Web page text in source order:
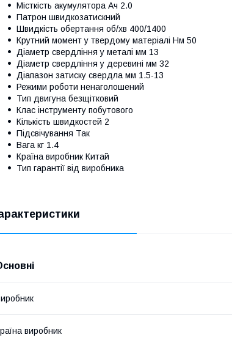
Місткість акумулятора Ач 2.0
Патрон швидкозатискний
Швидкість обертання об/хв 400/1400
Крутний момент у твердому матеріалі Нм 50
Діаметр свердління у металі мм 13
Діаметр свердління у деревині мм 32
Діапазон затиску свердла мм 1.5-13
Режими роботи ненаголошений
Тип двигуна безщітковий
Клас інструменту побутового
Кількість швидкостей 2
Підсвічування Так
Вага кг 1.4
Країна виробник Китай
Тип гарантії від виробника
виробник